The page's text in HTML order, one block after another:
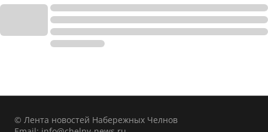
© Лента новостей Набережных Челнов